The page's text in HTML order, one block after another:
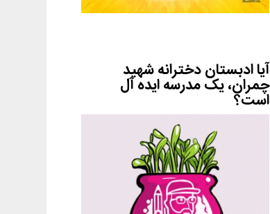
آیا ادبستان دخترانه شهید
چمران، یک مدرسه ایده آل
است؟